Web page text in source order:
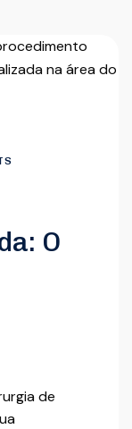
O
de